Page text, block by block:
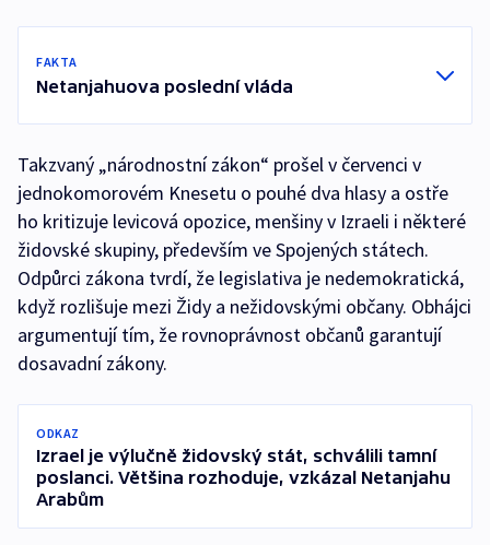
FAKTA
Netanjahuova poslední vláda
Takzvaný „národnostní zákon“ prošel v červenci v
jednokomorovém Knesetu o pouhé dva hlasy a ostře
ho kritizuje levicová opozice, menšiny v Izraeli i některé
židovské skupiny, především ve Spojených státech.
Odpůrci zákona tvrdí, že legislativa je nedemokratická,
když rozlišuje mezi Židy a nežidovskými občany. Obhájci
argumentují tím, že rovnoprávnost občanů garantují
dosavadní zákony.
ODKAZ
Izrael je výlučně židovský stát, schválili tamní
poslanci. Většina rozhoduje, vzkázal Netanjahu
Arabům